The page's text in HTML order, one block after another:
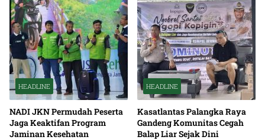
HEADLINE
NADI JKN Permudah Peserta
Jaga Keaktifan Program
Jaminan Kesehatan
HEADLINE
Kasatlantas Palangka Raya
Gandeng Komunitas Cegah
Balap Liar Sejak Dini